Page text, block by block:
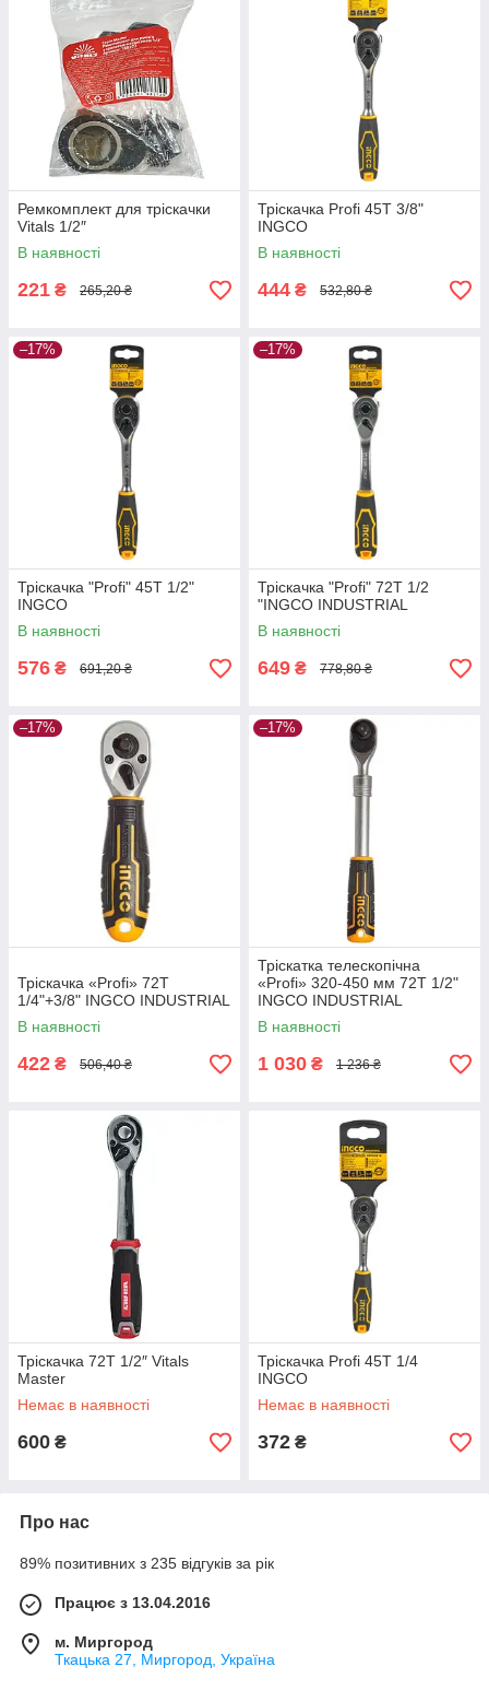
Ремкомплект для тріскачки
Vitals 1/2″
В наявності
221 ₴ 265,20 ₴
Тріскачка Profi 45T 3/8"
INGCO
В наявності
444 ₴ 532,80 ₴
–17%
Тріскачка "Profi" 45T 1/2"
INGCO
В наявності
576 ₴ 691,20 ₴
–17%
Тріскачка "Profi" 72T 1/2
"INGCO INDUSTRIAL
В наявності
649 ₴ 778,80 ₴
–17%
Тріскачка «Profi» 72T
1/4"+3/8" INGCO INDUSTRIAL
В наявності
422 ₴ 506,40 ₴
–17%
Тріскатка телескопічна
«Profi» 320-450 мм 72T 1/2"
INGCO INDUSTRIAL
В наявності
1 030 ₴ 1 236 ₴
Тріскачка 72T 1/2″ Vitals
Master
Немає в наявності
600 ₴
Тріскачка Profi 45T 1/4
INGCO
Немає в наявності
372 ₴
Про нас
89% позитивних з 235 відгуків за рік
Працює з 13.04.2016
м. Миргород
Ткацька 27, Миргород, Україна